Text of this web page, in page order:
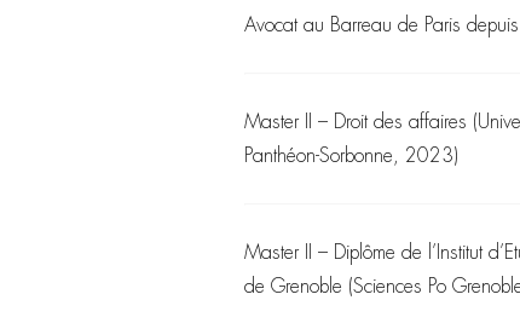
Avocat au Barreau de Paris
Master II – Droit des affaires
Panthéon-Sorbonne, 2023)
Master II – Diplôme de l’Institut
de Grenoble (Sciences Po